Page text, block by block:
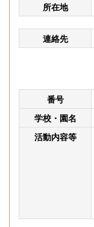
所在地
連絡先
番号
学校・園名
活動内容等